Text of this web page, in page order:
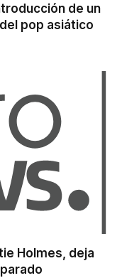
de un
pop asiático
Holmes, deja